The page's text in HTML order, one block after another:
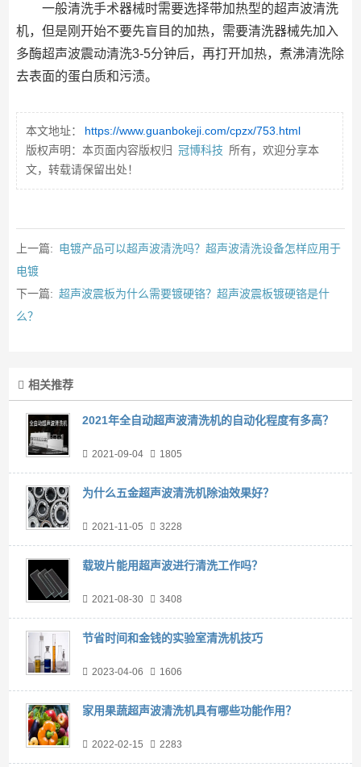
一般清洗手术器械时需要选择带加热型的超声波清洗
机，但是刚开始不要先盲目的加热，需要清洗器械先加入
多酶超声波震动清洗3-5分钟后，再打开加热，煮沸清洗除
去表面的蛋白质和污渍。
本文地址：
https://www.guanbokeji.com/cpzx/753.html
版权声明：本页面内容版权归 冠博科技 所有，欢迎分享本
文，转载请保留出处！
上一篇: 电镀产品可以超声波清洗吗？超声波清洗设备怎样应用于
电镀
下一篇: 超声波震板为什么需要镀硬铬？超声波震板镀硬铬是什
么？
相关推荐
2021年全自动超声波清洗机的自动化程度有多高？
2021-09-04 1805
为什么五金超声波清洗机除油效果好？
2021-11-05 3228
载玻片能用超声波进行清洗工作吗？
2021-08-30 3408
节省时间和金钱的实验室清洗机技巧
2023-04-06 1606
家用果蔬超声波清洗机具有哪些功能作用？
2022-02-15 2283